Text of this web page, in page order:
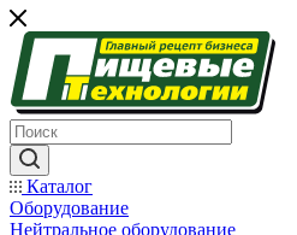
Каталог
Оборудование
Нейтральное оборудование